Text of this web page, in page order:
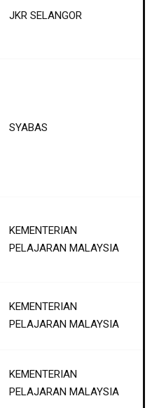
JKR SELANGOR
SYABAS
KEMENTERIAN
PELAJARAN MALAYSIA
KEMENTERIAN
PELAJARAN MALAYSIA
KEMENTERIAN
PELAJARAN MALAYSIA